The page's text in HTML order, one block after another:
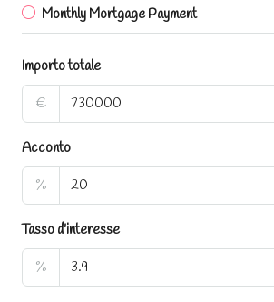
Monthly Mortgage Payment
Importo totale
€
Acconto
%
Tasso d'interesse
%